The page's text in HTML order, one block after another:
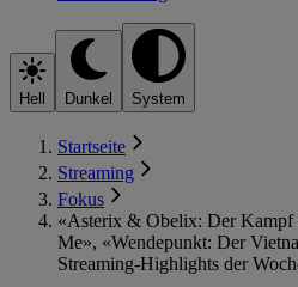
Hell Dunkel System
Startseite
Streaming
Fokus
«Asterix & Obelix: Der Kampf
Me», «Wendepunkt: Der
Streaming-Highlights der